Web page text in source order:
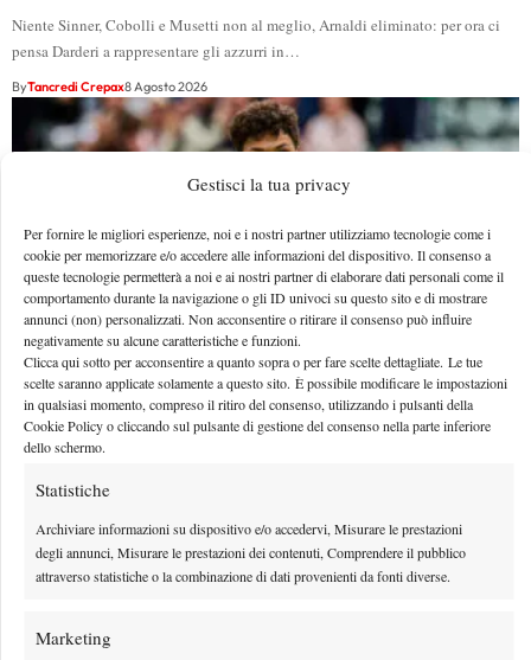
Gestisci la tua privacy
Per fornire le migliori esperienze, noi e i nostri partner utilizziamo tecnologie come i
cookie per memorizzare e/o accedere alle informazioni del dispositivo. Il consenso a
queste tecnologie permetterà a noi e ai nostri partner di elaborare dati personali come il
comportamento durante la navigazione o gli ID univoci su questo sito e di mostrare
annunci (non) personalizzati. Non acconsentire o ritirare il consenso può influire
negativamente su alcune caratteristiche e funzioni.
Clicca qui sotto per acconsentire a quanto sopra o per fare scelte dettagliate. Le tue
scelte saranno applicate solamente a questo sito. È possibile modificare le impostazioni
in qualsiasi momento, compreso il ritiro del consenso, utilizzando i pulsanti della
Cookie Policy o cliccando sul pulsante di gestione del consenso nella parte inferiore
dello schermo.
Statistiche
Archiviare informazioni su dispositivo e/o accedervi, Misurare le prestazioni
degli annunci, Misurare le prestazioni dei contenuti, Comprendere il pubblico
attraverso statistiche o la combinazione di dati provenienti da fonti diverse.
Marketing
Niente Sinner, Cobolli e Musetti non al meglio, Arnaldi eliminato: per ora ci
pensa Darderi a rappresentare gli azzurri in…
ByTancredi Crepax8 Agosto 2026
Masters 1000 Montreal 2026: programma, orario e
ordine di gioco domenica 9 agosto. Fonseca-Shelton
sul centrale e Darderi in doppio
Vista l'assenza di favoriti, è il momento di vedere chi saprà cogliere
l'occasione: il big match di giornata è Fonseca-Shelton